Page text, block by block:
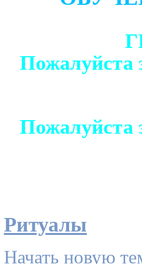
Пожалуйста
Пожалуйста
Ритуалы
Начать новую